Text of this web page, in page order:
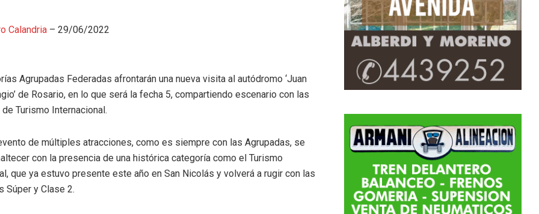
Calandria – 29/06/2022
Agrupadas Federadas afrontarán una nueva visita al autódromo ‘Juan
de Rosario, en lo que será la fecha 5, compartiendo escenario con las
Turismo Internacional.
de múltiples atracciones, como es siempre con las Agrupadas, se
con la presencia de una histórica categoría como el Turismo
que ya estuvo presente este año en San Nicolás y volverá a rugir con las
Súper y Clase 2.